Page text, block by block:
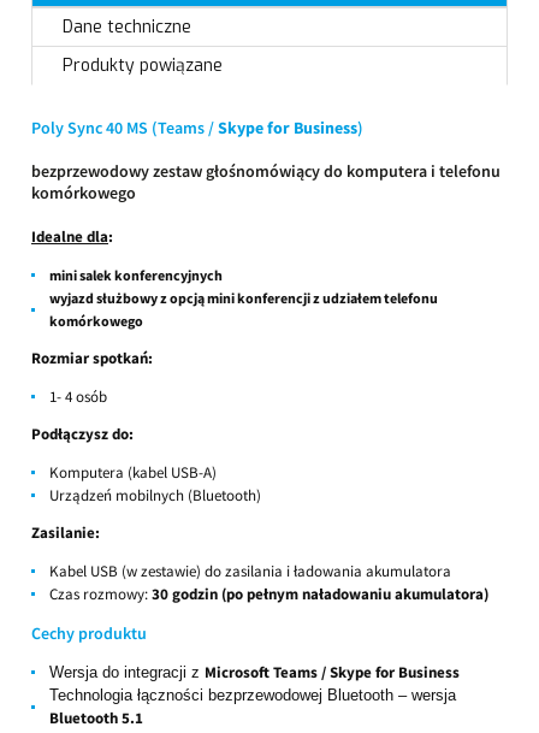
Dane techniczne
Produkty powiązane
Poly Sync 40 MS (Teams /Skype for Business)
bezprzewodowy zestaw głośnomówiący do komputera i telefonu
komórkowego
Idealne dla:
mini salek konferencyjnych
wyjazd służbowy z opcją mini konferencji z udziałem telefonu
komórkowego
Rozmiar spotkań:
1- 4 osób
Podłączysz do:
Komputera (kabel USB-A)
Urządzeń mobilnych (Bluetooth)
Zasilanie:
Kabel USB (w zestawie) do zasilania i ładowania akumulatora
Czas rozmowy:30 godzin (po pełnym naładowaniu akumulatora)
Cechy produktu
Wersja do integracji z Microsoft Teams /Skype for Business
Technologia łączności bezprzewodowej Bluetooth – wersja
Bluetooth 5.1